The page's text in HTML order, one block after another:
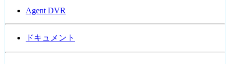
Agent DVR
ドキュメント